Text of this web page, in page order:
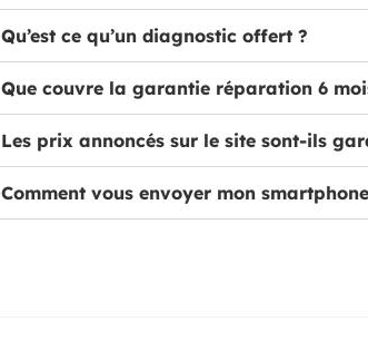
Qu’est ce qu’un diagnostic offert ?
Que couvre la garantie réparation 6
Les prix annoncés sur le site sont-ils
Comment vous envoyer mon